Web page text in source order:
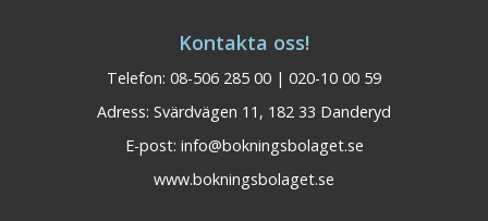
Kontakta oss!
Telefon: 08-506 285 00 | 020-10 00 59
Adress: Svärdvägen 11, 182 33 Danderyd
E-post: info@bokningsbolaget.se
www.bokningsbolaget.se